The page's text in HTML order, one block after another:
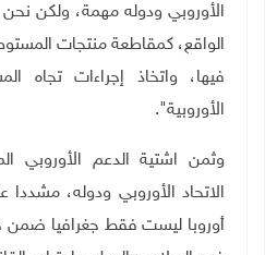
الأوروبي ودوله مهمة، ولكن
الواقع، كمقاطعة منتجات
فيها، واتخاذ إجراءات تجاه
الأوروبية".
وثمن اشتية الدعم الأوروبي
الاتحاد الأوروبي ودوله،
أوروبا ليست فقط جغرافيا